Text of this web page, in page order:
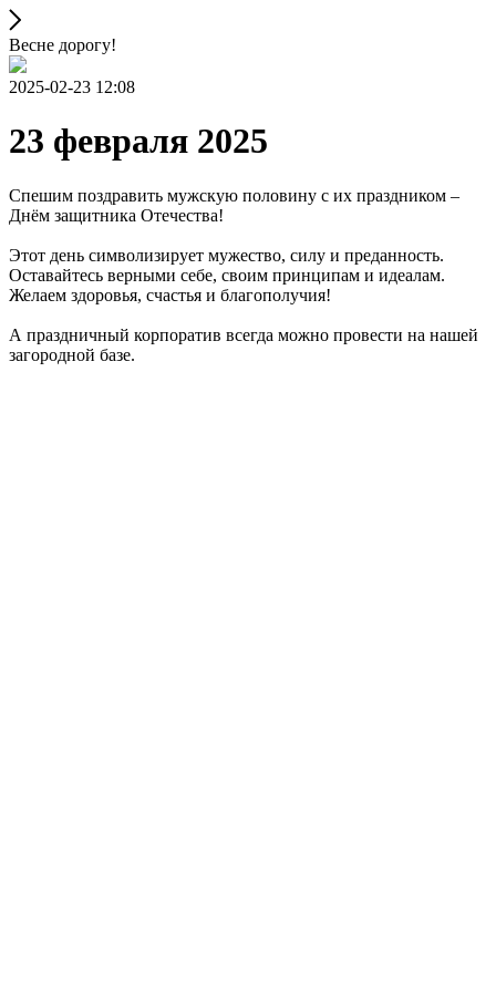
Весне дорогу!
2025-02-23 12:08
23 февраля 2025
Спешим поздравить мужскую половину с их праздником –
Днём защитника Отечества!
Этот день символизирует мужество, силу и преданность.
Оставайтесь верными себе, своим принципам и идеалам.
Желаем здоровья, счастья и благополучия!
А праздничный корпоратив всегда можно провести на нашей
загородной базе.